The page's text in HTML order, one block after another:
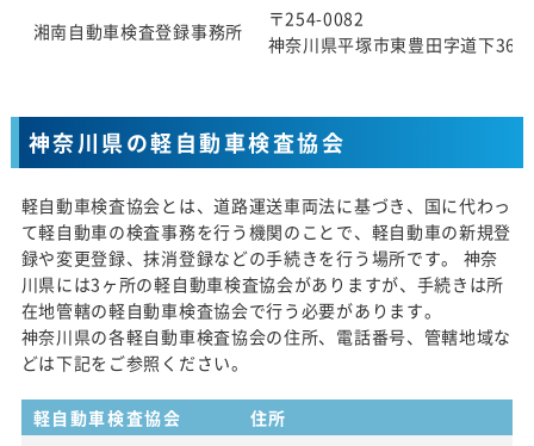
湘南自動車検査登録事務所
〒254-0082
神奈川県平塚市東豊田字道下369
神奈川県の軽自動車検査協会
軽自動車検査協会とは、道路運送車両法に基づき、国に代わっ
て軽自動車の検査事務を行う機関のことで、軽自動車の新規登
録や変更登録、抹消登録などの手続きを行う場所です。 神奈
川県には3ヶ所の軽自動車検査協会がありますが、手続きは所
在地管轄の軽自動車検査協会で行う必要があります。
神奈川県の各軽自動車検査協会の住所、電話番号、管轄地域な
どは下記をご参照ください。
軽自動車検査協会 住所